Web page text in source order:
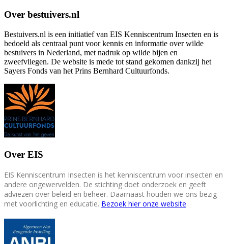
Over bestuivers.nl
Bestuivers.nl is een initiatief van EIS Kenniscentrum Insecten en is
bedoeld als centraal punt voor kennis en informatie over wilde
bestuivers in Nederland, met nadruk op wilde bijen en
zweefvliegen. De website is mede tot stand gekomen dankzij het
Sayers Fonds van het Prins Bernhard Cultuurfonds.
Over EIS
EIS Kenniscentrum Insecten is het kenniscentrum voor insecten en
andere ongewervelden. De stichting doet onderzoek en geeft
adviezen over beleid en beheer. Daarnaast houden we ons bezig
met voorlichting en educatie. Bezoek hier onze website.